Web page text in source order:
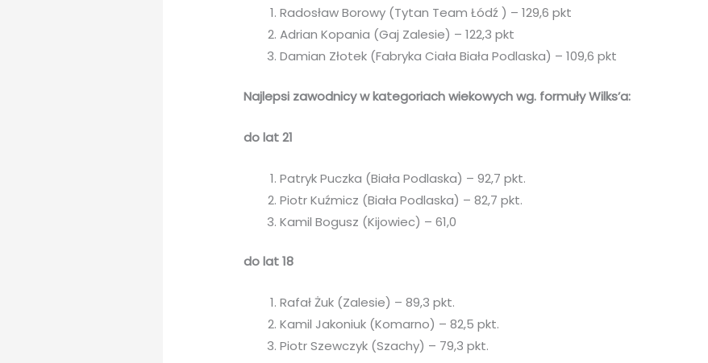
Radosław Borowy (Tytan Team Łódź ) – 129,6 pkt
Adrian Kopania (Gaj Zalesie) – 122,3 pkt
Damian Złotek (Fabryka Ciała Biała Podlaska) – 109,6 pkt
Najlepsi zawodnicy w kategoriach wiekowych wg. formuły Wilks’a:
do lat 21
Patryk Puczka (Biała Podlaska) – 92,7 pkt.
Piotr Kuźmicz (Biała Podlaska) – 82,7 pkt.
Kamil Bogusz (Kijowiec) – 61,0
do lat 18
Rafał Żuk (Zalesie) – 89,3 pkt.
Kamil Jakoniuk (Komarno) – 82,5 pkt.
Piotr Szewczyk (Szachy) – 79,3 pkt.